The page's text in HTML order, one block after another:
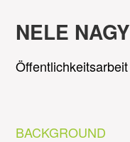
NELE NAGY
Öffentlichkeitsarbeit
BACKGROUND